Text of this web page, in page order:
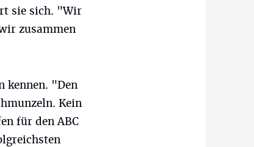
sie sich. "Wir
zusammen
kennen. "Den
Kein
für den ABC